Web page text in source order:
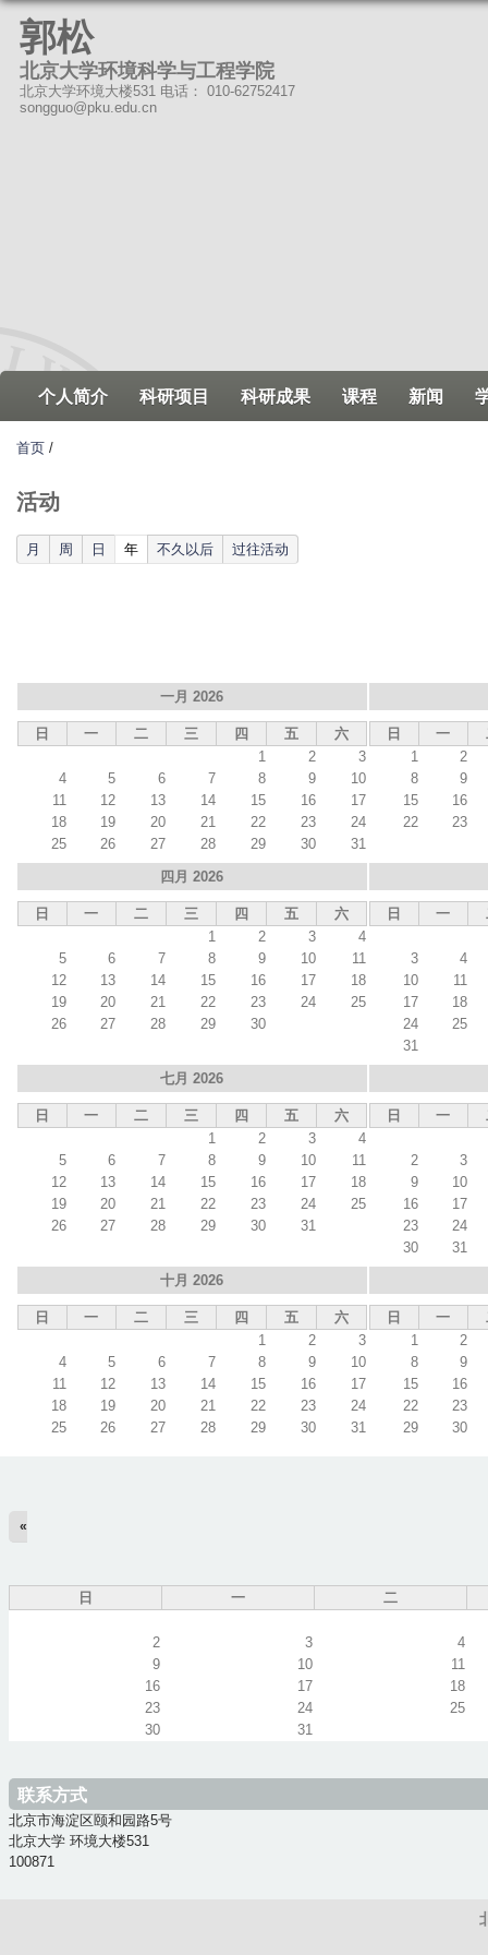
郭松
北京大学环境科学与工程学院
北京大学环境大楼531 电话： 010-62752417
songguo@pku.edu.cn
个人简介 科研项目 科研成果 课程 新闻
首页 /
活动
月 周 日 年 (active tab)
不久以后 过往活动
一月 2026
日 一 二 三 四 五
六
1
2
3
4
5 6 7 8 9
10
11
12 13 14 15 16
17
18
19 20 21 22 23
24
25
26 27 28 29 30 31
日 一
1
2
8
9
15
16
22
23
四月 2026
日 一 二 三 四 五
六
1
2 3
4
5
6 7 8 9 10
11
12
13 14 15 16 17
18
19
20 21 22 23 24
25
26
27 28 29 30
日 一
3
4
10
11
17
18
24
25
31
七月 2026
日 一 二 三 四 五
六
1
2 3
4
5
6 7 8 9 10
11
12
13 14 15 16 17
18
19
20 21 22 23 24
25
26
27 28 29 30 31
日 一
2
3
9
10
16
17
23
24
30
31
十月 2026
日 一 二 三 四 五
六
1
2
3
4
5 6 7 8 9
10
11
12 13 14 15 16
17
18
19 20 21 22 23
24
25
26 27 28 29 30 31
日 一
1
2
8
9
15
16
22
23
29
30
«
日 一 二
2 3
4
9
10
11
16
17
18
23
24
25
30
31
联系方式
北京市海淀区颐和园路5号
北京大学 环境大楼531
100871